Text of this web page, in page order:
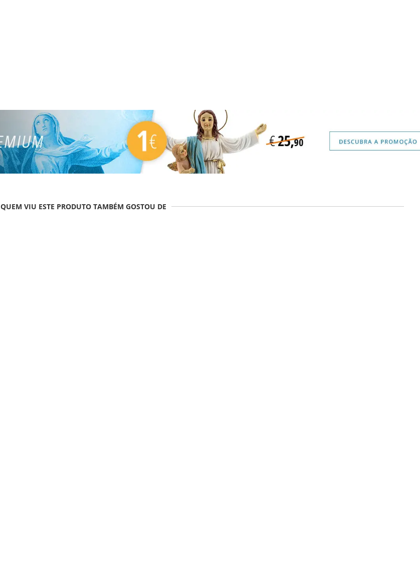
QUEM VIU ESTE PRODUTO TAMBÉM GOSTOU DE